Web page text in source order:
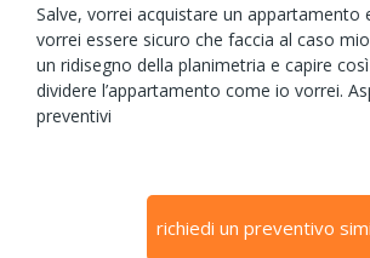
Salve, vorrei acquistare un appartamento
vorrei essere sicuro che faccia al caso
un ridisegno della planimetria e capire
dividere l’appartamento come io vorrei.
preventivi
richiedi un preventivo